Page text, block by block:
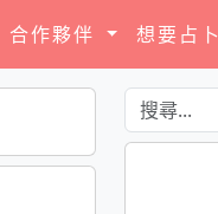
合作夥伴 想要占卜